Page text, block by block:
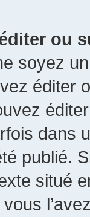
ou
soyez
éditer
dans
publié.
situé